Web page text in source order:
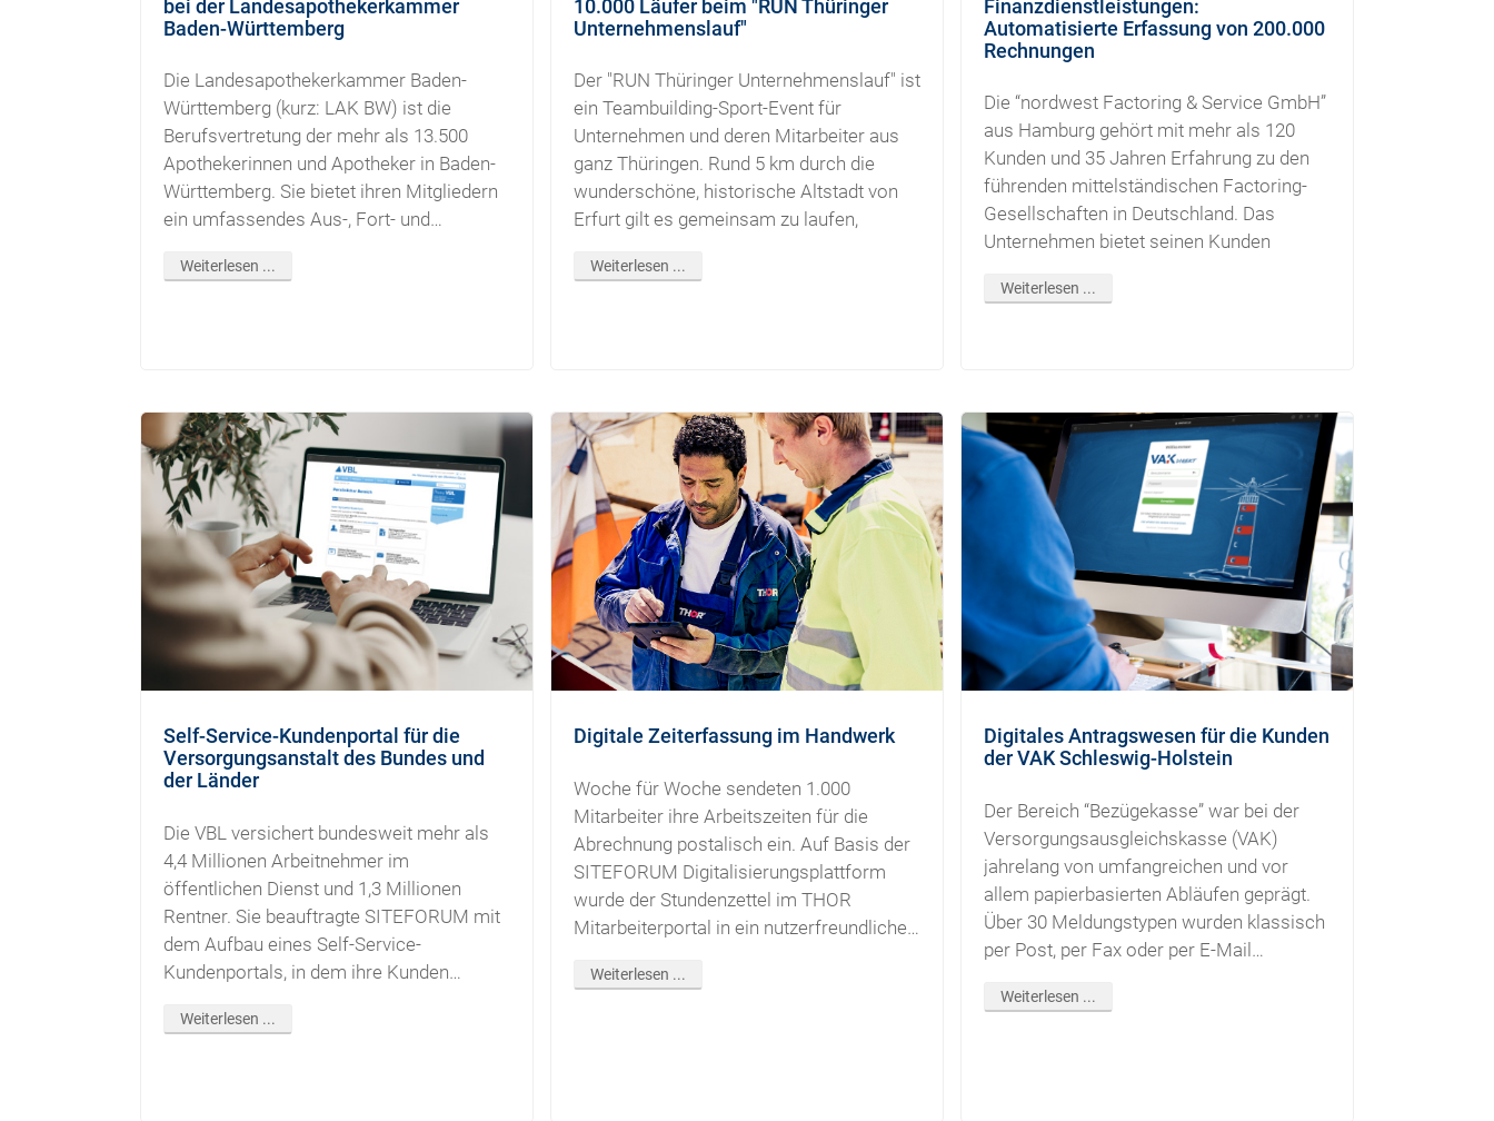
bei der Landesapothekerkammer
Baden-Württemberg
Die Landesapothekerkammer Baden-
Württemberg (kurz: LAK BW) ist die
Berufsvertretung der mehr als 13.500
Apothekerinnen und Apotheker in Baden-
Württemberg. Sie bietet ihren Mitgliedern
ein umfassendes Aus-, Fort- und
Weiterlesen ...
10.000 Läufer beim "RUN Thüringer
Unternehmenslauf"
Der "RUN Thüringer Unternehmenslauf" ist
ein Teambuilding-Sport-Event für
Unternehmen und deren Mitarbeiter aus
ganz Thüringen. Rund 5 km durch die
wunderschöne, historische Altstadt von
Erfurt gilt es gemeinsam zu laufen,
Weiterlesen ...
Finanzdienstleistungen:
Automatisierte Erfassung von 200.000
Rechnungen
Die “nordwest Factoring & Service GmbH”
aus Hamburg gehört mit mehr als 120
Kunden und 35 Jahren Erfahrung zu den
führenden mittelständischen Factoring-
Gesellschaften in Deutschland. Das
Unternehmen bietet seinen Kunden
Weiterlesen ...
Self-Service-Kundenportal für die
Versorgungsanstalt des Bundes und
der Länder
Die VBL versichert bundesweit mehr als
4,4 Millionen Arbeitnehmer im
öffentlichen Dienst und 1,3 Millionen
Rentner. Sie beauftragte SITEFORUM mit
dem Aufbau eines Self-Service-
Kundenportals, in dem ihre Kunden
Weiterlesen ...
Digitale Zeiterfassung im Handwerk
Woche für Woche sendeten 1.000
Mitarbeiter ihre Arbeitszeiten für die
Abrechnung postalisch ein. Auf Basis der
SITEFORUM Digitalisierungsplattform
wurde der Stundenzettel im THOR
Mitarbeiterportal in ein nutzerfreundliches
Weiterlesen ...
Digitales Antragswesen für die Kunden
der VAK Schleswig-Holstein
Der Bereich “Bezügekasse” war bei der
Versorgungsausgleichskasse (VAK)
jahrelang von umfangreichen und vor
allem papierbasierten Abläufen geprägt.
Über 30 Meldungstypen wurden klassisch
per Post, per Fax oder per E-Mail
Weiterlesen ...